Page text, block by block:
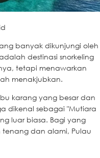
banyak dikunjungi oleh
destinasi snorkeling
tetapi menawarkan
menakjubkan.
karang yang besar dan
dikenal sebagai "Mutiara
luar biasa. Bagi yang
tenang dan alami, Pulau